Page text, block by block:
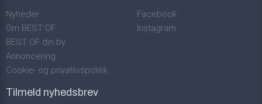
Nyheder
Om BEST OF
BEST OF din by
Annoncering
Cookie- og privatlivspolitik
Facebook
Instagram
Tilmeld nyhedsbrev